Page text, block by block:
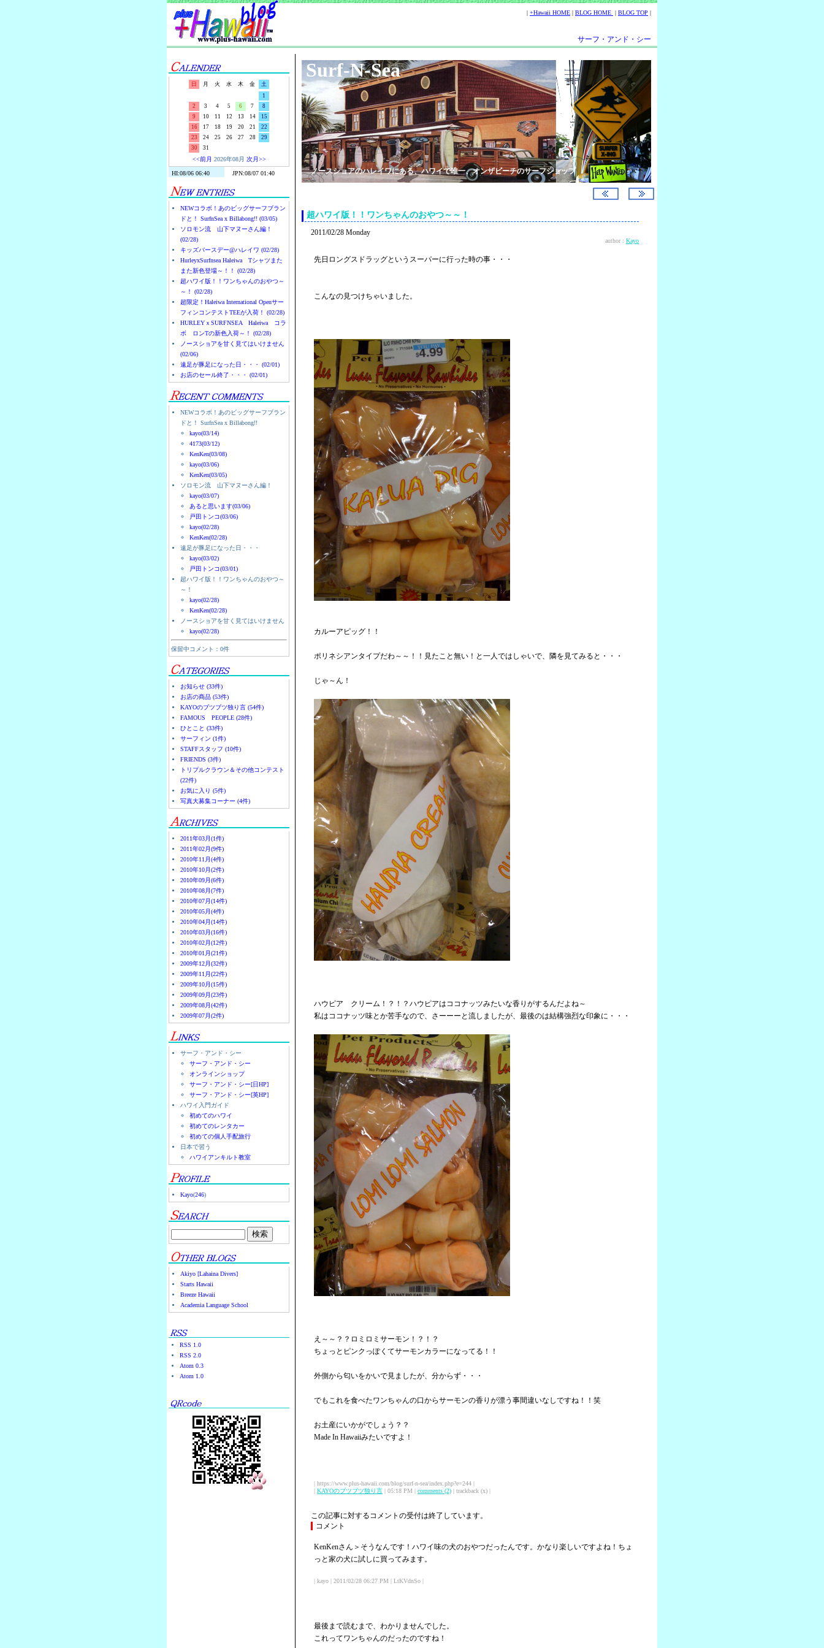
| +Hawaii HOME | BLOG HOME | BLOG TOP |
サーフ・アンド・シー
日 月 火 水 木 金
土
1
2
3 4 5 6 7
8
9
10 11 12 13 14
15
16
17 18 19 20 21
22
23
24 25 26 27 28
29
30
31
<<前月 2026年08月 次月>>
NEWコラボ！あのビッグサーフブラン
ドと！ SurfnSea x Billabong!! (03/05)
ソロモン流 山下マヌーさん編！
(02/28)
キッズバースデー@ハレイワ (02/28)
HurleyxSurfnsea Haleiwa Tシャツまた
また新色登場～！！ (02/28)
超ハワイ版！！ワンちゃんのおやつ～
～！ (02/28)
超限定！Haleiwa International Openサー
フィンコンテストTEEが入荷！ (02/28)
HURLEYｘSURFNSEA Haleiwa コラ
ボ ロンTの新色入荷～！ (02/28)
ノースショアを甘く見てはいけません
(02/06)
遠足が豚足になった日・・・ (02/01)
お店のセール終了・・・ (02/01)
NEWコラボ！あのビッグサーフブラン
ドと！ SurfnSea x Billabong!!
kayo(03/14)
4173(03/12)
KenKen(03/08)
kayo(03/06)
KenKen(03/05)
ソロモン流 山下マヌーさん編！
kayo(03/07)
あると思います(03/06)
戸田トンコ(03/06)
kayo(02/28)
KenKen(02/28)
遠足が豚足になった日・・・
kayo(03/02)
戸田トンコ(03/01)
超ハワイ版！！ワンちゃんのおやつ～
～！
kayo(02/28)
KenKen(02/28)
ノースショアを甘く見てはいけません
kayo(02/28)
保留中コメント：0件
お知らせ (33件)
お店の商品 (53件)
KAYOのブツブツ独り言 (54件)
FAMOUS PEOPLE (28件)
ひとこと (33件)
サーフィン (1件)
STAFFスタッフ (10件)
FRIENDS (3件)
トリプルクラウン＆その他コンテスト
(22件)
お気に入り (5件)
写真大募集コーナー (4件)
2011年03月(1件)
2011年02月(9件)
2010年11月(4件)
2010年10月(2件)
2010年09月(6件)
2010年08月(7件)
2010年07月(14件)
2010年05月(4件)
2010年04月(14件)
2010年03月(16件)
2010年02月(12件)
2010年01月(21件)
2009年12月(32件)
2009年11月(22件)
2009年10月(15件)
2009年09月(23件)
2009年08月(42件)
2009年07月(2件)
サーフ・アンド・シー
サーフ・アンド・シー
オンラインショップ
サーフ・アンド・シー[日HP]
サーフ・アンド・シー[英HP]
ハワイ入門ガイド
初めてのハワイ
初めてのレンタカー
初めての個人手配旅行
日本で習う
ハワイアンキルト教室
Kayo(246)
Akiyo [Lahaina Divers]
Starts Hawaii
Breeze Hawaii
Academia Language School
RSS 1.0
RSS 2.0
Atom 0.3
Atom 1.0
Surf-N-Sea
ノースショアのハレイワにある、ハワイで唯一、オンザビーチのサーフショップ
超ハワイ版！！ワンちゃんのおやつ～～！
2011/02/28 Monday
author : Kayo
先日ロングスドラッグというスーパーに行った時の事・・・
こんなの見つけちゃいました。
カルーアピッグ！！
ポリネシアンタイプだわ～～！！見たこと無い！と一人ではしゃいで、隣を見てみると・・・
じゃ～ん！
ハウピア クリーム！？！？ハウピアはココナッツみたいな香りがするんだよね～
私はココナッツ味とか苦手なので、さーーーと流しましたが、最後のは結構強烈な印象に・・・
え～～？？ロミロミサーモン！？！？
ちょっとピンクっぽくてサーモンカラーになってる！！
外側から匂いをかいで見ましたが、分からず・・・
でもこれを食べたワンちゃんの口からサーモンの香りが漂う事間違いなしですね！！笑
お土産にいかがでしょう？？
Made In Hawaiiみたいですよ！
| https://www.plus-hawaii.com/blog/surf-n-sea/index.php?e=244 |
| KAYOのブツブツ独り言 | 05:18 PM | comments (2) | trackback (x) |
この記事に対するコメントの受付は終了しています。
コメント
KenKenさん＞そうなんです！ハワイ味の犬のおやつだったんです。かなり楽しいですよね！ちょ
っと家の犬に試しに買ってみます。
| kayo | 2011/02/28 06:27 PM | LtKVdnSo |
最後まで読むまで、わかりませんでした。
これってワンちゃんのだったのですね！